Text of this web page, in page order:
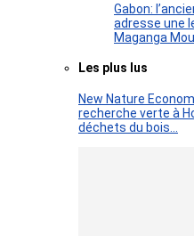
Gabon:
adresse une
Maganga
Les plus lus
New Nature
recherche verte à
déchets du bois…